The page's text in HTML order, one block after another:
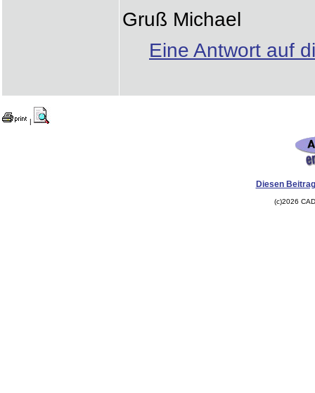
Gruß Michael
Eine Antwort auf
|
Diesen
(c)2026